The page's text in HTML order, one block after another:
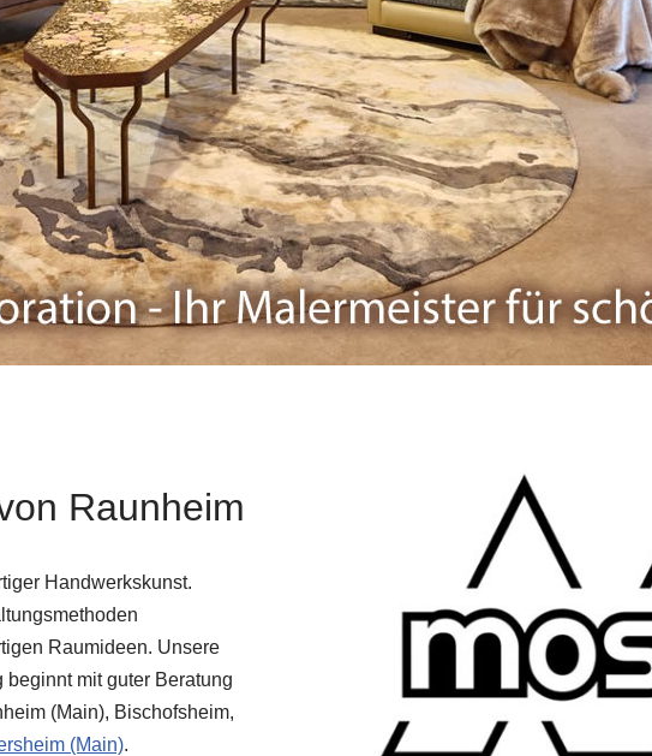
Raunheim
Handwerkskunst.
Raumideen. Unsere
mit guter Beratung
(Main), Bischofsheim,
(Main).